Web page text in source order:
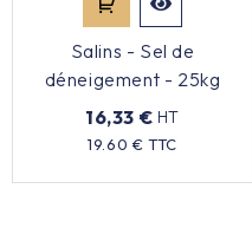
Salins - Sel de
déneigement - 25kg
16,33 € HT
19.60 € TTC
Prix